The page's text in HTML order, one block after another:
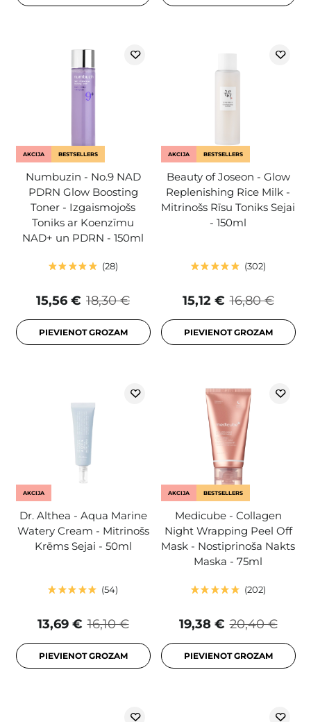
AKCIJA BESTSELLERS
Numbuzin - No.9 NAD
PDRN Glow Boosting
Toner - Izgaismojošs
Toniks ar Koenzīmu
NAD+ un PDRN - 150ml
28
18,30 €
15,56 €
PIEVIENOT GROZAM
AKCIJA BESTSELLERS
Beauty of Joseon - Glow
Replenishing Rice Milk -
Mitrinošs Rīsu Toniks Sejai
- 150ml
302
16,80 €
15,12 €
PIEVIENOT GROZAM
AKCIJA
Dr. Althea - Aqua Marine
Watery Cream - Mitrinošs
Krēms Sejai - 50ml
54
16,10 €
13,69 €
PIEVIENOT GROZAM
AKCIJA BESTSELLERS
Medicube - Collagen
Night Wrapping Peel Off
Mask - Nostiprinoša Nakts
Maska - 75ml
202
20,40 €
19,38 €
PIEVIENOT GROZAM